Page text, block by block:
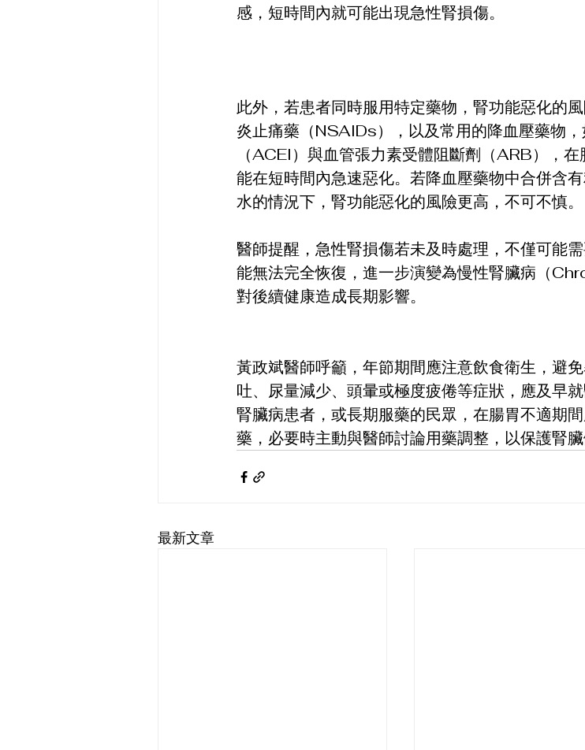
感，短時間內就可能出現急性腎損傷。
此外，若患者同時服用特定藥物，腎功能惡化的
炎止痛藥（NSAIDs），以及常用的降血壓藥物
（ACEI）與血管張力素受體阻斷劑（ARB），
能在短時間內急速惡化。若降血壓藥物中合併含
水的情況下，腎功能惡化的風險更高，不可不慎。
醫師提醒，急性腎損傷若未及時處理，不僅可能
能無法完全恢復，進一步演變為慢性腎臟病（
對後續健康造成長期影響。
黃政斌醫師呼籲，年節期間應注意飲食衛生，避
吐、尿量減少、頭暈或極度疲倦等症狀，應及早
腎臟病患者，或長期服藥的民眾，在腸胃不適期
藥，必要時主動與醫師討論用藥調整，以保護腎臟
最新文章